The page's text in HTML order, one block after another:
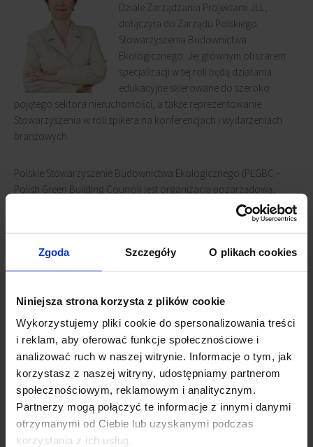
Zgoda Szczegóły O plikach cookies
Niniejsza strona korzysta z plików cookie
Wykorzystujemy pliki cookie do spersonalizowania treści
i reklam, aby oferować funkcje społecznościowe i
analizować ruch w naszej witrynie. Informacje o tym, jak
korzystasz z naszej witryny, udostępniamy partnerom
społecznościowym, reklamowym i analitycznym.
Partnerzy mogą połączyć te informacje z innymi danymi
otrzymanymi od Ciebie lub uzyskanymi podczas
korzystania z ich usług.
Dziale Zarządzania Projektami JLL,
dołączyła do Zarządu Polskiego
Stowarzyszenia Budownictwa
Ekologicznego. Jej głównym obszarem
specjalizacji w tej roli będą działania
edukacyjne skierowane do szeroko
pojętego sektora nieruchomości, a także reprezentowanie
Stowarzyszenia w roli spikera na konferencjach i wydarzeniach
branżowych.
Polskie Stowarzyszenie Budownictwa Ekologicznego (PLGBC –
Polish Green Building Council) jest organizacją pozarządową,
mającą na celu wywarcie pozytywnego wpływu na sektor
budownictwa w Polsce, poprzez promowanie i wdrażanie zasady
potrójnej odpowiedzialności: środowiskowej, socjalnej i
ekonomicznej. Dążeniem PLGBC jest przekształcenie
projektowania, budowania i użytkowania budynków w całym kraju
środowisku, jak i wszystkim uczestnikom procesu budowlanego.
PLGBC jest pełnoprawnym członkiem Światowego Stowarzyszenia
Budownictwa Ekologicznego.
Regina Gul jako Starszy Kierownik Projektu w Dziale Zarządzania
Projektami JLL odpowiada przede wszystkim za usługi związane z
certyfikacją LEED i BREEAM, a także nadzór i doradztwo
budowlane. Posiada uprawnienia do przeprowadzania audytów
energetycznych oraz procesów ekologicznej certyfikacji LEED i